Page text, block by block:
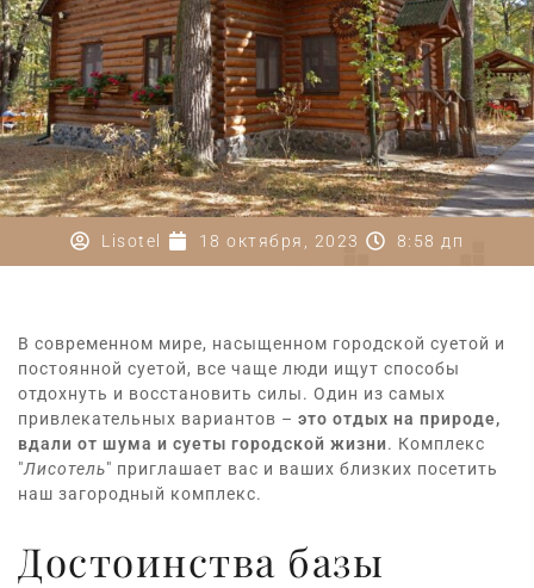
Lisotel 18 октября, 2023 8:58 дп
В современном мире, насыщенном городской суетой и
постоянной суетой, все чаще люди ищут способы
отдохнуть и восстановить силы. Один из самых
привлекательных вариантов – это отдых на природе,
вдали от шума и суеты городской жизни. Комплекс
"Лисотель" приглашает вас и ваших близких посетить
наш загородный комплекс.
Достоинства базы